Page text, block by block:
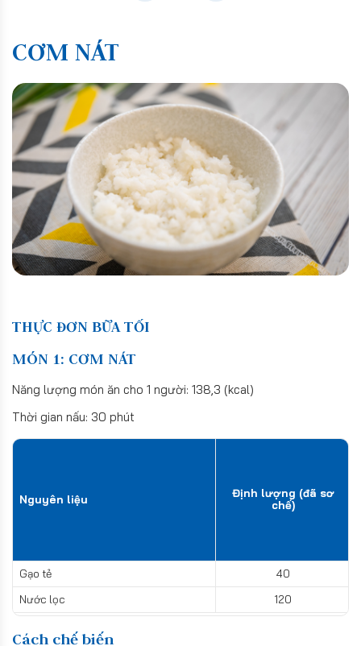
CƠM NÁT
THỰC ĐƠN BỮA TỐI
MÓN 1: CƠM NÁT
Năng lượng món ăn cho 1 người: 138,3 (kcal)
Thời gian nấu: 30 phút
Nguyên liệu
Định lượng (đã sơ
chế)
Gạo tẻ
40
Nước lọc
120
Cách chế biến